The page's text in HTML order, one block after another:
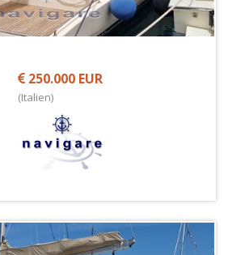
250.000 EUR
(Italien)